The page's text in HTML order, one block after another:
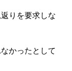
りを要求しな
かったとして